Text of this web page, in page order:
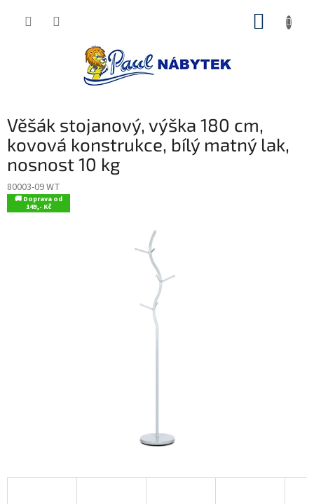
Věšák stojanový, výška 180 cm,
kovová konstrukce, bílý matný lak,
nosnost 10 kg
80003-09 WT
🚚 Doprava od
149,- Kč